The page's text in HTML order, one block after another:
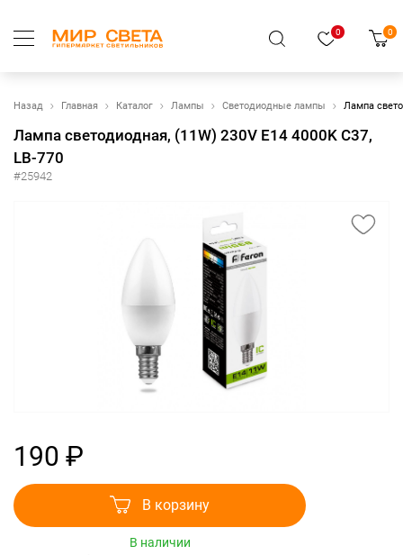
0 0
Назад Главная Каталог Лампы Светодиодные лампы Лампа
Лампа светодиодная, (11W) 230V E14 4000K С37,
LB-770
#25942
190 ₽
В корзину
В наличии